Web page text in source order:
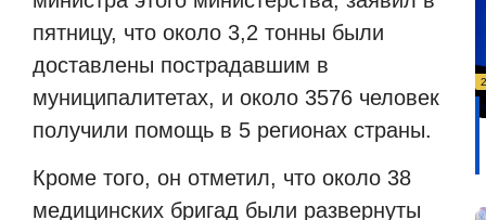
пятницу, что около 3,2 тонны были
доставлены пострадавшим в
муниципалитетах, и около 3576 человек
получили помощь в 5 регионах страны.
Кроме того, он отметил, что около 38
медицинских бригад были развернуты